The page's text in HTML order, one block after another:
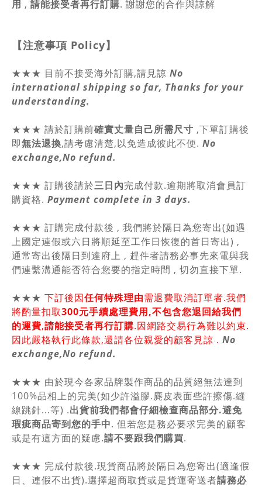
用 , 請能接受者再行訂購. 謝謝您的合作與諒解
【注意事項 Policy】
★★★ 目前不接受海外訂購,請見諒 No
international shipping so far, Thanks for your
understanding.
★★★ 請於訂購前確實丈量自己所需尺寸 ,下單訂購後
即無法退換,請考慮清楚,以免造成彼此不便. No
exchange,No refund.
★★★ 訂購後請於三日內完成付款.逾期將取消會員訂
購資格. Payment complete in 3 days.
★★★ 訂購完成付款後 , 我們將於隔日為您寄出(如遇
上國定連假或六日將順延至工作日恢復的首日寄出) ,
通常寄出後隔日到達府上 , 趕件者請務必事先來電與我
們連繫溝通能否符合您要的指定時間 , 切勿直接下單.
★★★ 下訂後因任何特殊理由需退費取消訂單者.我們
將酌量扣取300元手續處理費用,不包含您退回給我們
的運費,請能接受者再行訂購.因網路交易行為難以約束.
因此嚴格執行此條款,還請各位親愛的顧客見諒 . No
exchange,No refund.
★★★ 由於現今各家品牌製作商品的品質絕無法達到
100%品相上的完美(如少許溢膠.麂皮表面些許擦傷.縫
線跳針...等) .出貨前我們都會仔細檢查商品部分.避免
瑕疵商品寄到您的手中. 但若您是務必要求完美的顧客
或是有這方面的疑慮.請不要跟我們購買.
★★★ 完成付款後.現貨商品將於隔日為您寄出(適逢假
日、連假不出貨).選擇超商取貨或是貨運寄送者請務必